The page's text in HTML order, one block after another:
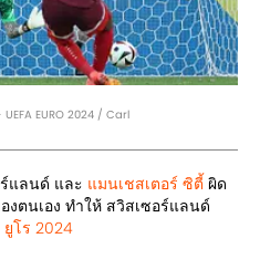
EURO 2024 / Carl
แลนด์ และ แมนเชสเตอร์ ซิตี้ ผิด
ตนเอง ทำให้ สวิสเซอร์แลนด์
ยูโร 2024